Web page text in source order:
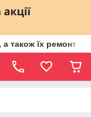
також їх ремонт